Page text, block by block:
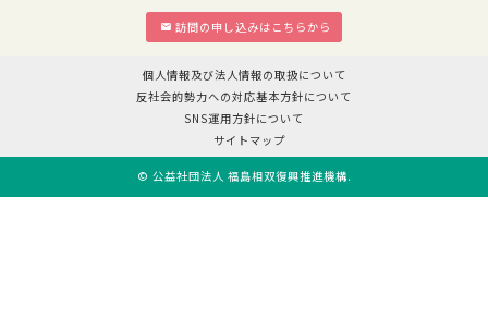
訪問の申し込みはこちらから
個人情報及び法人情報の取扱について
反社会的勢力への対応基本方針について
SNS運用方針について
サイトマップ
© 公益社団法人 福島相双復興推進機構.